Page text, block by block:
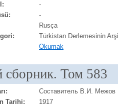
-
-
Rusça
Türkistan Derlemesinin
Okumak
сборник. Том 583
Составитель В.И. Межов
Tarihi:
1917